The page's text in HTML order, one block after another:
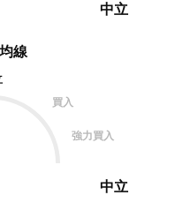
中立
線
買入
強力買入
中立